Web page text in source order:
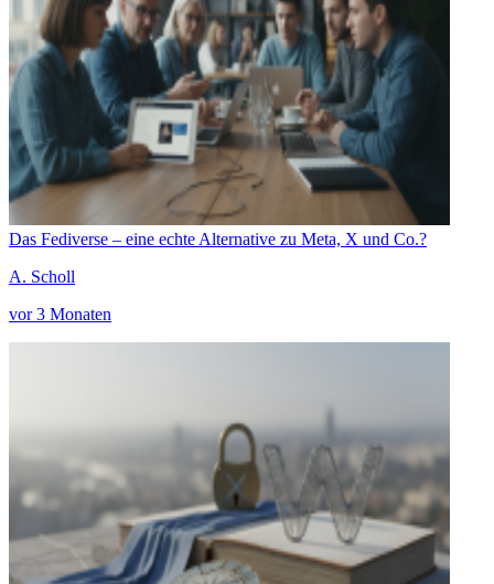
Das Fediverse – eine echte Alternative zu Meta, X und Co.?
A. Scholl
vor 3 Monaten